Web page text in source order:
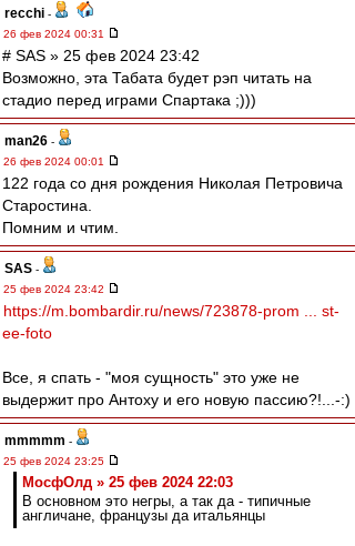
recchi -
26 фев 2024 00:31
# SAS » 25 фев 2024 23:42
Возможно, эта Табата будет рэп читать на
стадио перед играми Спартака ;)))
man26 -
26 фев 2024 00:01
122 года со дня рождения Николая Петровича
Старостина.
Помним и чтим.
SAS -
25 фев 2024 23:42
https://m.bombardir.ru/news/723878-prom ... st-
ee-foto
Все, я спать - "моя сущность" это уже не
выдержит про Антоху и его новую пассию?!...-:)
mmmmm -
25 фев 2024 23:25
МосфОлд » 25 фев 2024 22:03
В основном это негры, а так да - типичные
англичане, французы да итальянцы